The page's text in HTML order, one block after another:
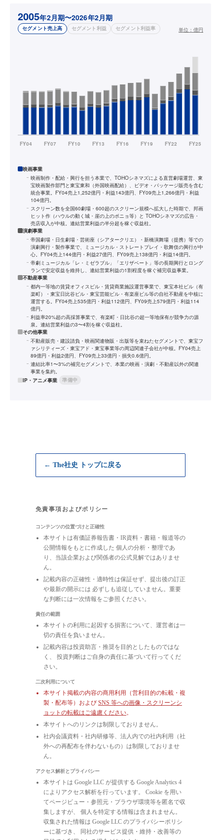
2005年2月期〜2026年2月期
セグメント売上高 セグメント利益 セグメント利益率 単位： 億円
映画事業
映画制作・配給・興行を担う本業で、TOHOシネマズによる直営劇場運営、東
宝映画製作部門と東宝東和（外国映画配給）、ビデオ・パッケージ販売を含む
統合事業。FY04売上1,252億円・利益143億円、FY09売上1,266億円・利益
104億円。
スクリーン数を全国60劇場・600超のスクリーン規模へ拡大した時期で、邦画
ヒット作（ハウルの動く城・崖の上のポニョ等）と TOHOシネマズの広告・
売店収入が中核。連結営業利益の半分超を稼ぐ収益柱。
演劇事業
帝国劇場・日生劇場・芸術座（シアタークリエ）・新橋演舞場（提携）等での
演劇興行・製作事業で、ミュージカル・ストレートプレイ・歌舞伎の興行が中
心。FY04売上144億円・利益27億円、FY09売上138億円・利益14億円。
帝劇ミュージカル「レ・ミゼラブル」「エリザベート」等の長期興行とロング
ランで安定収益を維持し、連結営業利益の1割程度を稼ぐ補完収益事業。
不動産事業
都内一等地の賃貸オフィスビル・賃貸商業施設運営事業で、東宝本社ビル（有
楽町）・東宝日比谷ビル・東宝芸能ビル・有楽座ビル等の自社不動産を中核に
運営する。FY04売上535億円・利益112億円、FY09売上579億円・利益114
億円。
利益率20%超の高採算事業で、有楽町・日比谷の超一等地保有が競争力の源
泉。連結営業利益の3〜4割を稼ぐ収益柱。
その他事業
不動産販売・建設請負・映画関連物販・出版等を束ねたセグメントで、東宝フ
ァシリティーズ・東宝アド・東宝事業等の周辺関連子会社が中核。FY04売上
89億円・利益2億円、FY09売上33億円・損失0.6億円。
連結比率1〜3%の補完セグメントで、本業の映画・演劇・不動産以外の関連
事業を集約。
IP・アニメ事業
準備中
← The社史 トップに戻る
免責事項およびポリシー
コンテンツの位置づけと正確性
本サイトは有価証券報告書・IR資料・書籍・報道等の
公開情報をもとに作成した 個人の分析・整理であ
り、当該企業および関係者の公式見解ではありませ
ん。
記載内容の正確性・適時性は保証せず、提出後の訂正
や最新の開示には 必ずしも追従していません。重要
な判断には一次情報をご参照ください。
責任の範囲
本サイトの利用に起因する損害について、運営者は一
切の責任を負いません。
記載内容は投資助言・推奨を目的としたものではな
く、 投資判断はご自身の責任に基づいて行ってくだ
さい。
二次利用について
本サイト掲載の内容の商用利用（営利目的の転載・複
製・配布等）および SNS 等への画像・スクリーンシ
ョットの転載はご遠慮ください。
本サイトへのリンクは制限しておりません。
社内会議資料・社内研修等、法人内での社内利用（社
外への再配布を伴わないもの）は制限しておりませ
ん。
アクセス解析とプライバシー
本サイトは Google LLC が提供する Google Analytics 4
によりアクセス解析を行っています。 Cookie を用い
てページビュー・参照元・ブラウザ環境等を匿名で収
集しますが、 個人を特定する情報は含まれません。
収集された情報は Google LLC のプライバシーポリシ
ーに基づき、 同社のサービス提供・維持・改善等の